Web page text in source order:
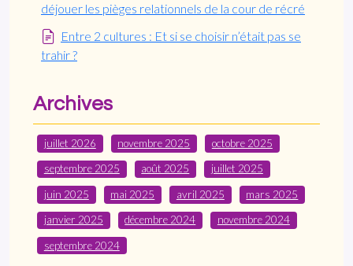
déjouer les pièges relationnels de la cour de récré
Entre 2 cultures : Et si se choisir n’était pas se
trahir ?
Archives
juillet 2026 novembre 2025 octobre 2025
septembre 2025 août 2025 juillet 2025
juin 2025 mai 2025 avril 2025 mars 2025
janvier 2025 décembre 2024 novembre 2024
septembre 2024